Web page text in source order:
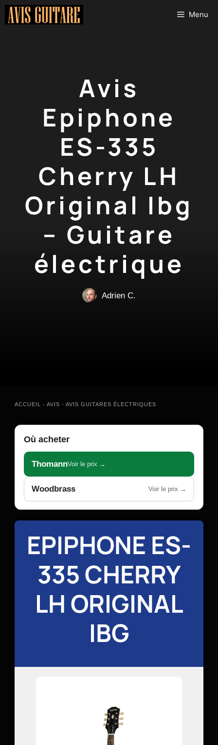
Aller
Menu
Avis
Epiphone
ES-335
Cherry LH
Original Ibg
– Guitare
électrique
Adrien C.
ACCUEIL - AVIS - AVIS GUITARES ÉLECTRIQUES
Où acheter
ThomannVoir le prix →
Woodbrass Voir le prix →
EPIPHONE ES-
335 CHERRY
LH ORIGINAL
IBG